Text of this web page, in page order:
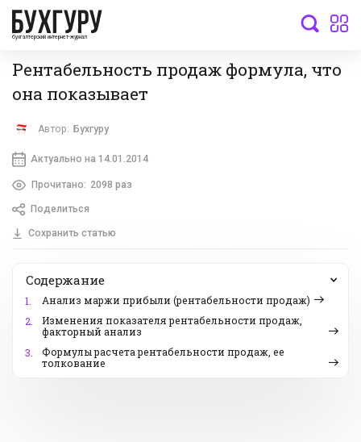
бухгалтерский интернет-журнал
Рентабельность продаж формула, что
она показывает
Автор: Бухгуру
Актуально на 14.01.2014
Прочитано: 2098 раз
Поделиться
Сохранить статью
Содержание
1.
Анализ маржи прибыли (рентабельности продаж)
2.
Изменения показателя рентабельности продаж,
факторный анализ
3.
Формулы расчета рентабельности продаж, ее
толкование